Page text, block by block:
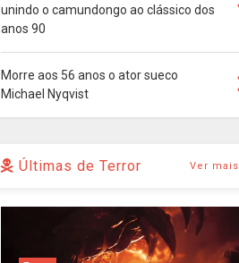
unindo o camundongo ao clássico dos
anos 90
Morre aos 56 anos o ator sueco
Michael Nyqvist
Últimas de Terror Ver mais